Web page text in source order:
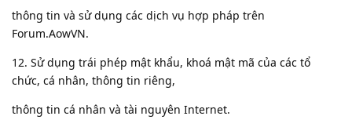
thông tin và sử dụng các dịch vụ hợp pháp trên
Forum.AowVN.
12. Sử dụng trái phép mật khẩu, khoá mật mã của các tổ
chức, cá nhân, thông tin riêng,
thông tin cá nhân và tài nguyên Internet.